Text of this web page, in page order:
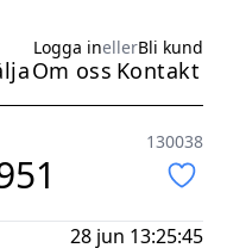
Logga inellerBli kund
Om oss Kontakt
130038
28 jun 13:25:45